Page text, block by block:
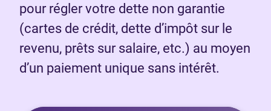
pour régler votre dette non garantie
(cartes de crédit, dette d’impôt sur le
revenu, prêts sur salaire, etc.) au moyen
d’un paiement unique sans intérêt.